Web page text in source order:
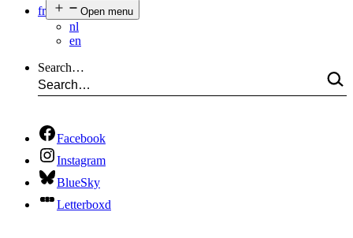
fr
Open menu
nl
en
Search…
Facebook
Instagram
BlueSky
Letterboxd